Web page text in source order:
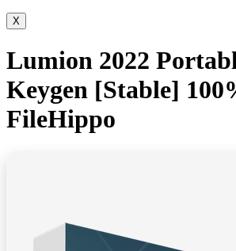
X
Lumion 2022
Keygen [Stable]
FileHippo